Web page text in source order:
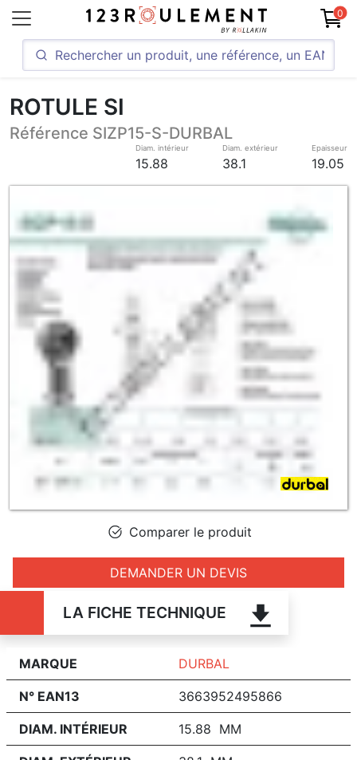
0
ROTULE SI
Référence SIZP15-S-DURBAL
Diam. intérieur
15.88
Diam. extérieur
38.1
Epaisseur
19.05
Comparer le produit
DEMANDER UN DEVIS
LA FICHE TECHNIQUE
MARQUE DURBAL
N° EAN13 3663952495866
DIAM. INTÉRIEUR 15.88 MM